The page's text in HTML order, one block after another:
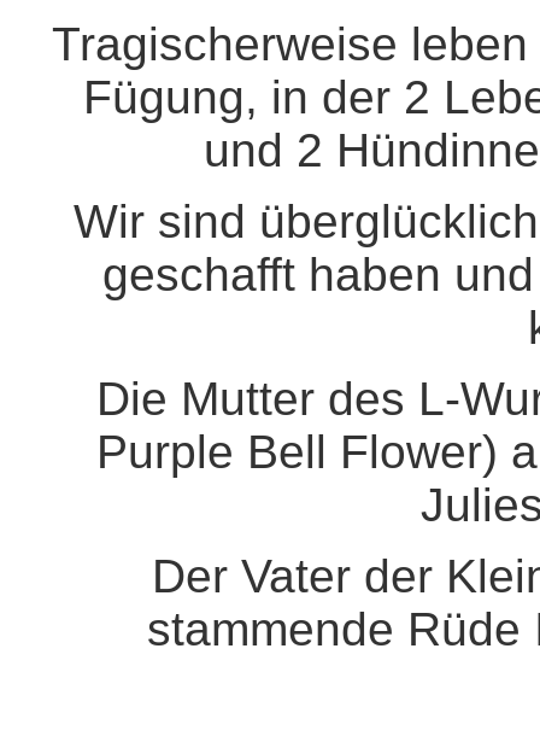
Tragischerweise
Fügung, in der 2
und 2
Wir sind
geschafft haben
Die Mutter des L-
Purple Bell Flower)
Der Vater der
stammende